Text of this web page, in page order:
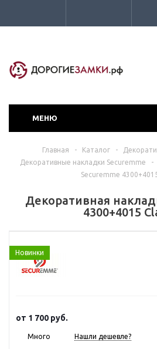
МЕНЮ
Главная - Каталог -
Декоративные накладки Securemme
-
Securemme
Декоративная
4300+4015
Новинки
от 1 700 руб.
Много Нашли дешевле?